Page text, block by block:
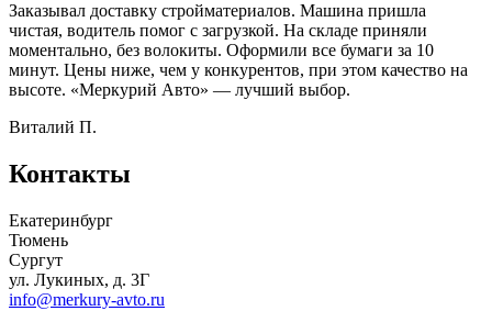
Заказывал доставку стройматериалов. Машина пришла
чистая, водитель помог с загрузкой. На складе приняли
моментально, без волокиты. Оформили все бумаги за 10
минут. Цены ниже, чем у конкурентов, при этом качество на
высоте. «Меркурий Авто» — лучший выбор.
Виталий П.
Контакты
Екатеринбург
Тюмень
Сургут
ул. Лукиных, д. 3Г
info@merkury-avto.ru